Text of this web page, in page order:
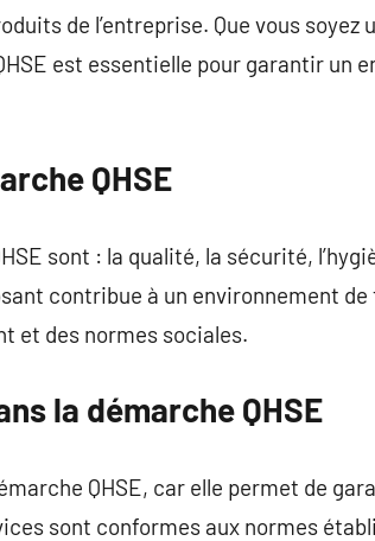
de l’entreprise. Que vous soyez
est essentielle pour garantir un
QHSE
sont : la qualité, la sécurité,
contribue à un environnement
et des normes sociales.
la démarche QHSE
QHSE, car elle permet de
sont conformes aux normes